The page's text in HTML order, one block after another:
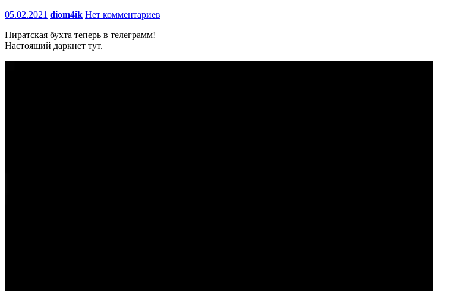
05.02.2021 diom4ik Нет комментариев
Пиратская бухта теперь в телеграмм!
Настоящий даркнет тут.